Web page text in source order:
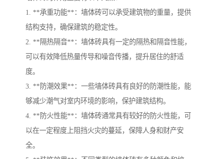
1. **承重功能**：墙体砖可以承受建筑物的重量，提供
结构支持，确保建筑的稳定性。
2. **隔热隔音**：墙体砖具有一定的隔热和隔音性能，
可以有效降低热量传导和噪音传播，提升居住的舒适
度。
3. **防潮效果**：一些墙体砖具有良好的防潮性能，能
够减少潮气对室内环境的影响，保护建筑结构。
4. **防火性能**：墙体砖通常具有较好的防火性能，可
以在一定程度上阻挡火灾的蔓延，保障人身和财产安
全。